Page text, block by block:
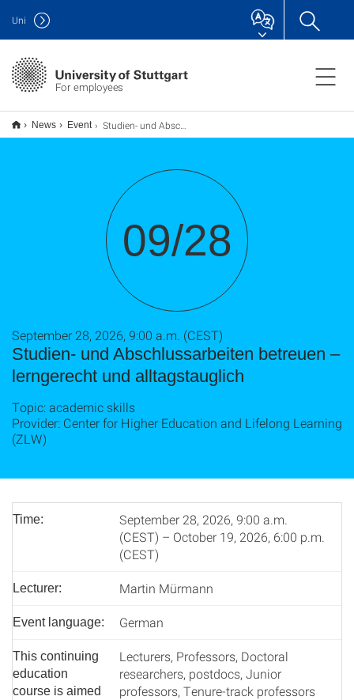
For employees
Uni
News Event Studien- und Abschlussarbeiten betreuen – lerngerecht und alltagstauglich
09/28
Studien- und Abschlussarbeiten betreuen –
lerngerecht und alltagstauglich
September 28, 2026, 9:00 a.m. (CEST)
Topic: academic skills
Provider: Center for Higher Education and Lifelong Learning
(ZLW)
Time:
September 28, 2026, 9:00 a.m.
(CEST) – October 19, 2026, 6:00 p.m.
(CEST)
Lecturer: Martin Mürmann
Event language: German
This continuing
education
course is aimed
Lecturers, Professors, Doctoral
researchers, postdocs, Junior
professors, Tenure-track professors